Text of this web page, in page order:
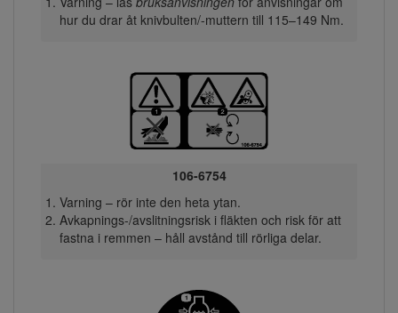
hur du drar åt knivbulten/-muttern till 115–149 Nm.
106-6754
Varning – rör inte den heta ytan.
Avkapnings-/avslitningsrisk i fläkten och risk för att
fastna i remmen – håll avstånd till rörliga delar.